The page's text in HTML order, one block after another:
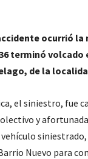
ocurrió la
terminó volcado
de la
el siniestro, fue
y
Nuevo para